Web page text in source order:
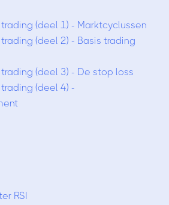
(deel 1) - Marktcyclussen
(deel 2) - Basis trading
(deel 3) - De stop loss
(deel 4) -
RSI